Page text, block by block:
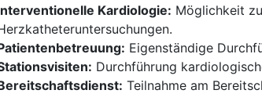
Kardiologie: Möglichkeit
Eigenständige
Durchführung
Teilnahme am